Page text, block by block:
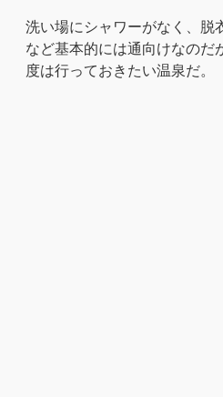
洗い場にシャワーがなく、脱
など基本的には通向けなのだ
度は行っておきたい温泉だ。